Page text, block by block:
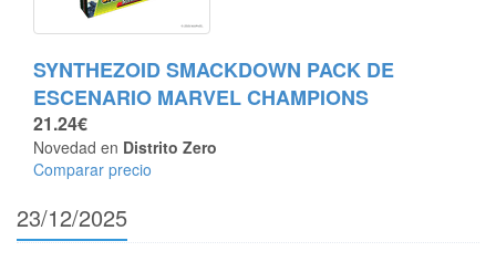
SYNTHEZOID SMACKDOWN PACK DE
ESCENARIO MARVEL CHAMPIONS
21.24€
Novedad en Distrito Zero
Comparar precio
23/12/2025